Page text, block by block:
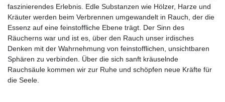
faszinierendes Erlebnis. Edle Substanzen wie Hölzer, Harze und
Kräuter werden beim Verbrennen umgewandelt in Rauch, der die
Essenz auf eine feinstoffliche Ebene trägt. Der Sinn des
Räucherns war und ist es, über den Rauch unser irdisches
Denken mit der Wahrnehmung von feinstofflichen, unsichtbaren
Sphären zu verbinden. Über die sich sanft kräuselnde
Rauchsäule kommen wir zur Ruhe und schöpfen neue Kräfte für
die Seele.